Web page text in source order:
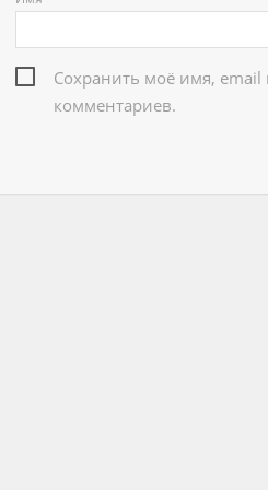
Сохранить моё имя, email
комментариев.